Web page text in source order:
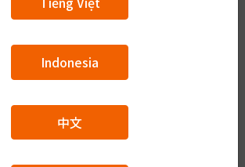
210,150円
ーワーク求人
【トライアル併用求人】
2026-10-31
Indonesia
中文